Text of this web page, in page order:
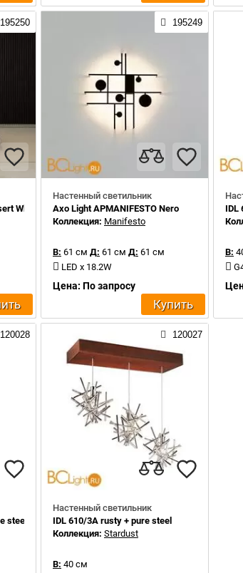
195250
White
195249
Настенный светильник
Axo Light APMANIFESTO Nero
Коллекция: Manifesto
В: 61 см Д: 61 см Д: 61 см
LED x 18.2W
Цена: По запросу
Купить
IDL
В:
120028
steel
120027
Настенный светильник
IDL 610/3A rusty + pure steel
Коллекция: Stardust
В: 40 см